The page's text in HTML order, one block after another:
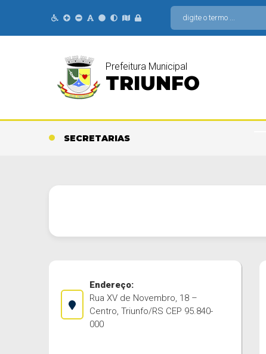
Prefeitura Municipal
TRIUNFO
SECRETARIAS
Endereço:
Rua XV de Novembro, 18 –
Centro, Triunfo/RS CEP 95.840-
000